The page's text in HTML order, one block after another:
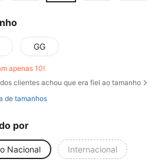
GG
apenas 10!
dos clientes achou que era fiel ao tamanho
de tamanhos
por
Nacional Internacional